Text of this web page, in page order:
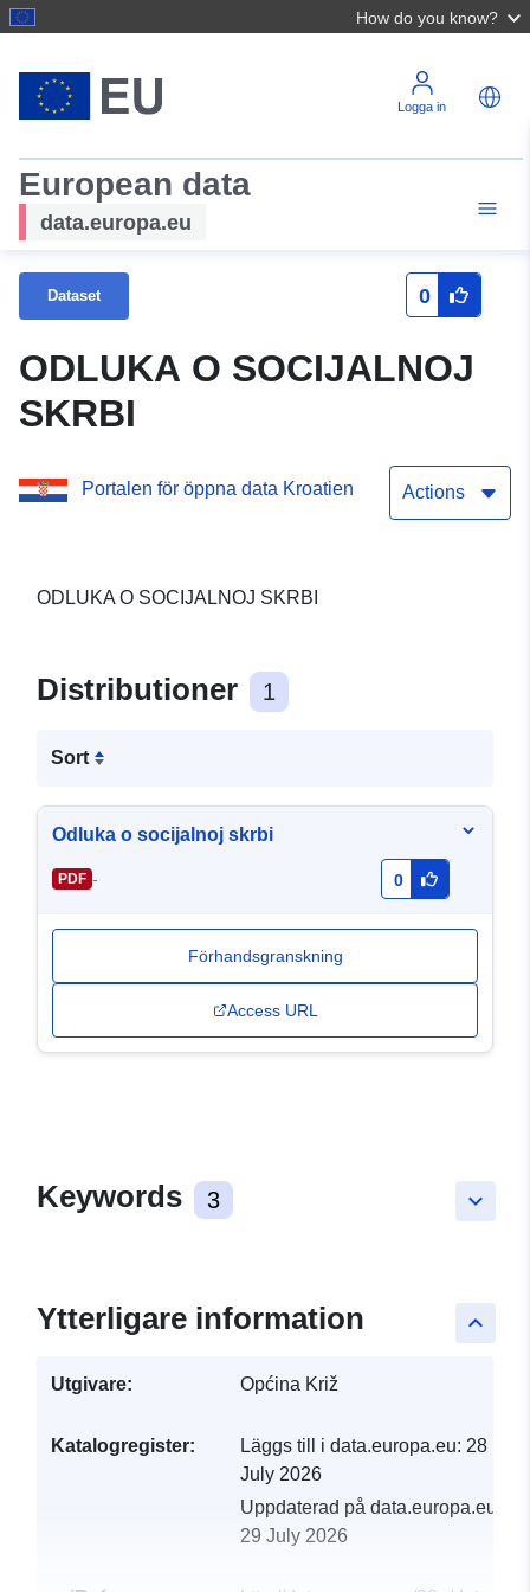
How do you know?
Logga in
European data
data.europa.eu
Dataset 0
ODLUKA O SOCIJALNOJ
SKRBI
Portalen för öppna data Kroatien Actions
ODLUKA O SOCIJALNOJ SKRBI
Distributioner 1
Sort
Odluka o socijalnoj skrbi
PDF - 0
Förhandsgranskning
Access URL
keyboard_arrow_down
Keywords 3
keyboard_arrow_up
Ytterligare information
Utgivare: Općina Križ
Katalogregister: Läggs till i data.europa.eu: 28
July 2026
Uppdaterad på data.europa.eu:
29 July 2026